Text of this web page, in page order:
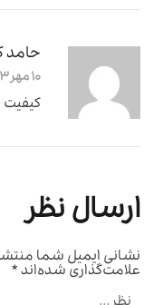
حامد
۱۰ مهر ۱۴۰۳
ارسال نظر
نشانی ایمیل شما
علامت‌گذاری شده‌اند*